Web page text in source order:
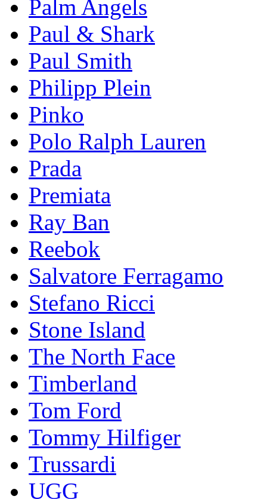
Palm Angels
Paul & Shark
Paul Smith
Philipp Plein
Pinkо
Polo Ralph Lauren
Prada
Premiata
Ray Ban
Reebok
Salvatore Ferragamo
Stefano Ricci
Stоnе Islаnd
The North Face
Timberland
Tom Ford
Tommy Hilfiger
Trussardi
UGG